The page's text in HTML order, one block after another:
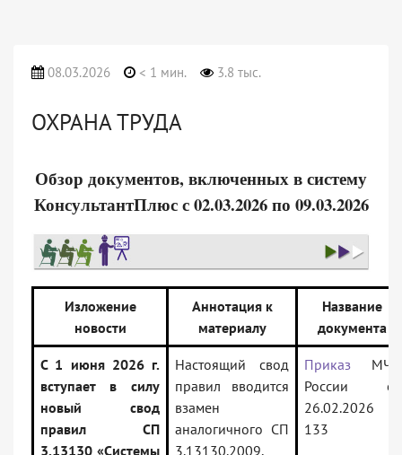
08.03.2026 < 1 мин. 3.8 тыс.
ОХРАНА ТРУДА
Обзор документов, включенных в систему
КонсультантПлюс с 02.03.2026 по 09.03.2026
Изложение
новости
Аннотация к
материалу
Название
документа
С 1 июня 2026 г.
вступает в силу
новый свод
правил СП
3.13130 «Системы
Настоящий свод
правил вводится
взамен
аналогичного СП
3.13130.2009,
Приказ МЧС
России от
26.02.2026 N
133